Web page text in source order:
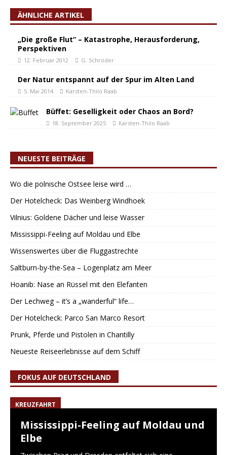
ÄHNLICHE ARTIKEL
„Die große Flut“ – Katastrophe, Herausforderung,
Perspektiven
12. Februar 2012 G. Schröder
Der Natur entspannt auf der Spur im Alten Land
5. Mai 2014 Karsten-Thilo Raab
Büffet: Geselligkeit oder Chaos an Bord?
18. September 2025 Karsten-Thilo Raab
NEUESTE BEITRÄGE
Wo die polnische Ostsee leise wird …
Der Hotelcheck: Das Weinberg Windhoek
Vilnius: Goldene Dächer und leise Wasser
Mississippi-Feeling auf Moldau und Elbe
Wissenswertes über die Fluggastrechte
Saltburn-by-the-Sea – Logenplatz am Meer
Hoanib: Nase an Rüssel mit den Elefanten
Der Lechweg – it’s a „wanderful“ life…
Der Hotelcheck: Parco San Marco Resort
Prunk, Pferde und Pistolen in Chantilly
Neueste Reiseerlebnisse auf dem Schiff
FOKUS AUF DEUTSCHLAND
KREUZFAHRT
Mississippi-Feeling auf Moldau und
Elbe